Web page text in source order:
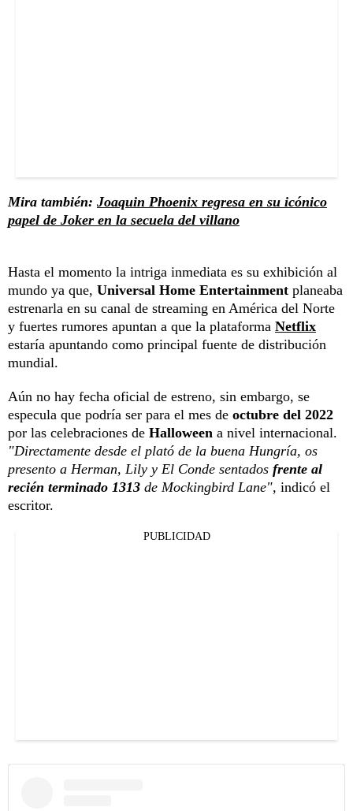
Mira también: Joaquin Phoenix regresa en su icónico
papel de Joker en la secuela del villano
Hasta el momento la intriga inmediata es su exhibición al
mundo ya que, Universal Home Entertainment planeaba
estrenarla en su canal de streaming en América del Norte
y fuertes rumores apuntan a que la plataforma Netflix
estaría apuntando como principal fuente de distribución
mundial.
Aún no hay fecha oficial de estreno, sin embargo, se
especula que podría ser para el mes de octubre del 2022
por las celebraciones de Halloween a nivel internacional.
"Directamente desde el plató de la buena Hungría, os
presento a Herman, Lily y El Conde sentados frente al
recién terminado 1313 de Mockingbird Lane", indicó el
escritor.
PUBLICIDAD